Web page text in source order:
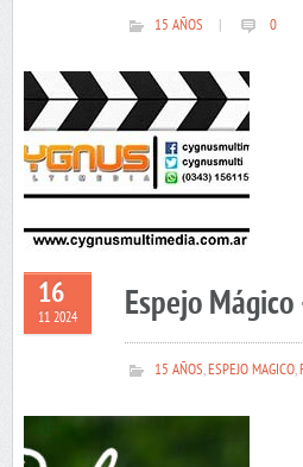
15 AÑOS 0
16
11 2024 Espejo
15 AÑOS,ESPEJO MAGICO,